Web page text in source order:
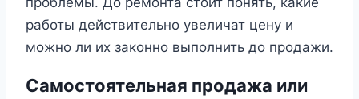
работы действительно увеличат цену и
можно ли их законно выполнить до продажи.
Самостоятельная продажа или